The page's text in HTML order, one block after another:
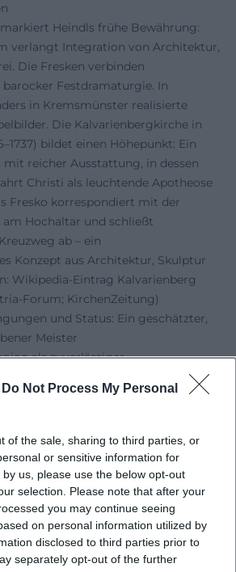
Do Not Process My Personal
of the sale, sharing to third parties, or
or sensitive information for
us, please use the below opt-out
selection. Please note that after your
you may continue seeing
on personal information utilized by
disclosed to third parties prior to
separately opt-out of the further
Heindls frühe Bewährung:
verlangt Integration von Architektur,
Die Fresken verbinden
Festdramaturgie. In
in Kremsmünster realisierte
Die Kalvarienbergkirche in
bildet einen Höhepunkt: Ein
mit reicher Ausstattung, in dessen
Christi als leuchtende Apotheose
Fresko korrespondiert mit der
Hochaltar und schließt
ab – ein
Konzept aus Architektur, Skulptur
Wikipedia-Eintrag Kalvarienberg
Forum; KirchenZeitung)
und Status: Ein geschätzter,
Meister
als zuverlässiger
Vergleiche der Entlohnung
wird eine Summe
während für eine ähnlich große
an Carlone und seinen
bezahlt wurde. Dennoch
gefragt – ein Indiz für solide
Ausführung und die Treue
(Quellen: Süddeutscher